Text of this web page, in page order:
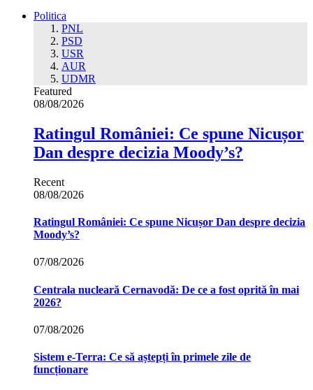
Politica
PNL
PSD
USR
AUR
UDMR
Featured
08/08/2026
Ratingul României: Ce spune Nicușor
Dan despre decizia Moody’s?
Recent
08/08/2026
Ratingul României: Ce spune Nicușor Dan despre decizia
Moody’s?
07/08/2026
Centrala nucleară Cernavodă: De ce a fost oprită în mai
2026?
07/08/2026
Sistem e-Terra: Ce să aștepți în primele zile de
funcționare